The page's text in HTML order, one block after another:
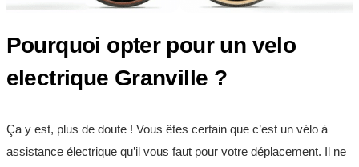
Pourquoi opter pour un velo
electrique Granville ?
Ça y est, plus de doute ! Vous êtes certain que c’est un vélo à
assistance électrique qu’il vous faut pour votre déplacement. Il ne